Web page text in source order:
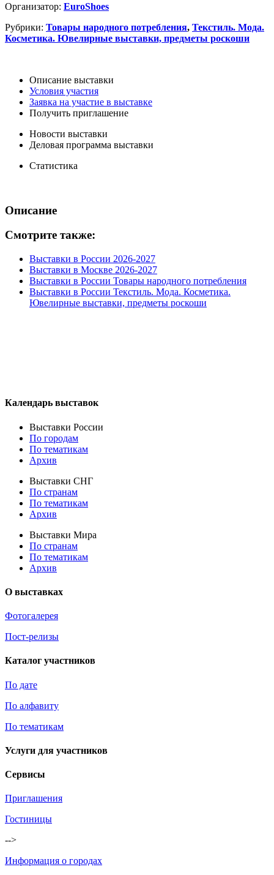
Организатор: EuroShoes
Рубрики: Товары народного потребления, Текстиль. Мода.
Косметика. Ювелирные выставки, предметы роскоши
Описание выставки
Условия участия
Заявка на участие в выставке
Получить приглашение
Новости выставки
Деловая программа выставки
Статистика
Описание
Смотрите также:
Выставки в России 2026-2027
Выставки в Москве 2026-2027
Выставки в России Товары народного потребления
Выставки в России Текстиль. Мода. Косметика.
Ювелирные выставки, предметы роскоши
Календарь выставок
Выставки России
По городам
По тематикам
Архив
Выставки СНГ
По странам
По тематикам
Архив
Выставки Мира
По странам
По тематикам
Архив
О выставках
Фотогалерея
Пост-релизы
Каталог участников
По дате
По алфавиту
По тематикам
Услуги для участников
Сервисы
Приглашения
Гостиницы
-->
Информация о городах